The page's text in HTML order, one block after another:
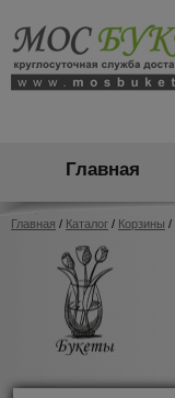
Главная
Главная / Каталог / Корзины /